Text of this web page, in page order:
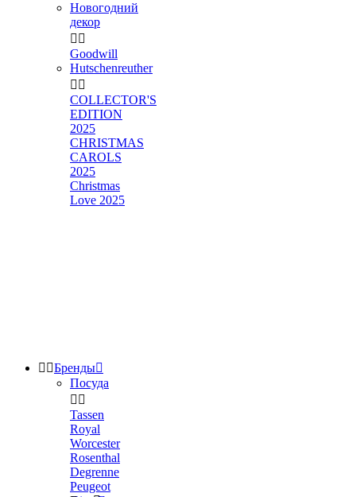
Новогодний
декор
 
Goodwill
Hutschenreuther
 
COLLECTOR'S
EDITION
2025
CHRISTMAS
CAROLS
2025
Christmas
Love 2025
 Бренды
Посуда
 
Tassen
Royal
Worcester
Rosenthal
Degrenne
Peugeot